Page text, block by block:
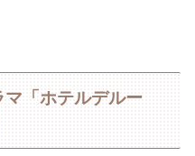
「ホテルデルー